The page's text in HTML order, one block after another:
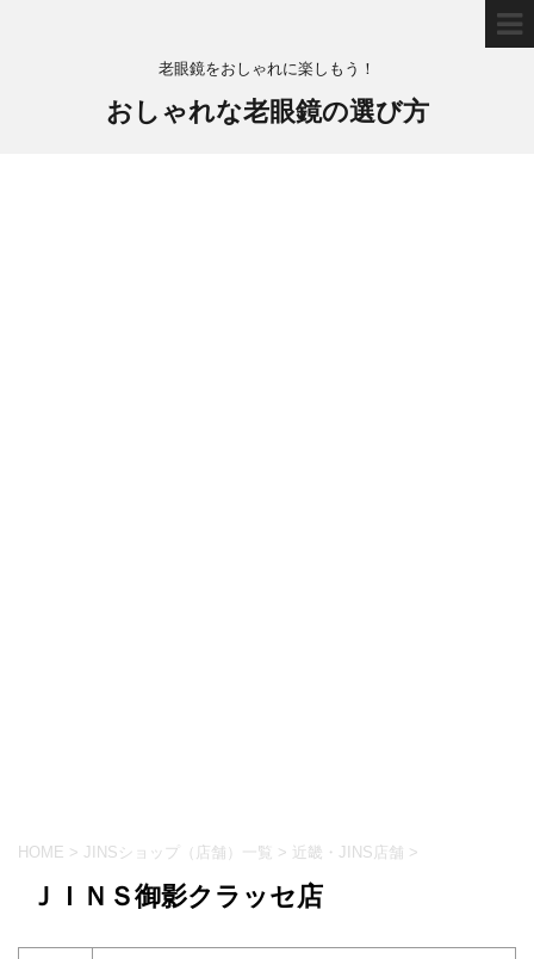
老眼鏡をおしゃれに楽しもう！
おしゃれな老眼鏡の選び方
HOME > JINSショップ（店舗）一覧 > 近畿・JINS店舗 >
ＪＩＮＳ御影クラッセ店